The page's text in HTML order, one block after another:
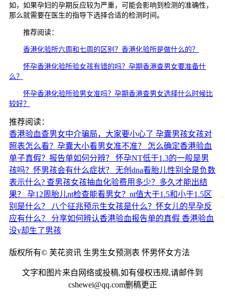
如，如果孕妇的孕期反应较为严重，可能会影响到检测的准确性，
那么就需要在医生的指导下选择合适的检测时间。
推荐阅读：
香港化验所六周和七周的区别？香港化验所是做什么的？
怀孕香港化验所验女孩有错的吗？孕期香港查男女要准备什
么？
怀孕香港化验所验男女准吗？孕期香港查男女选择什么时候比
较好？
推荐阅读：
香港验血查男女中介骗局，大家要小心了 孕囊男孩女孩对
照表怎么看？孕囊大小看男女准不准？
怎么确定香港验血
单子真假？报告单如何分辨？
怀孕NT低于1.3的一般是男
孩吗？怀男孩会有什么症状？
无创dna看胎儿性别全是负数
表示什么? 查男孩女孩抽血化验费用多少？多久才能出结
果？
孕12周胎儿nt检查能看男女？nt值大于1.5和小于1.5区
别是什么？
八个征兆预示生女孩是什么？怀女儿的早孕反
应有什么？
分享如何辨认香港验血报告单的真假 香港验血
没y却生了男孩
版权所有© 芙花资讯 生男生女预测表 怀男怀女方法
文字和图片来自网络或投稿,如有侵权违规,请邮件到
cshewei@qq.com删稿更正